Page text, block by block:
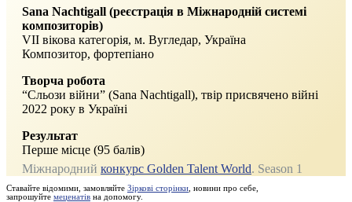
Sana Nachtigall (реєстрація в Міжнародній системі
композиторів)
VII вікова категорія, м. Вугледар, Україна
Композитор, фортепіано
Творча робота
“Сльози війни” (Sana Nachtigall), твір присвячено війні
2022 року в Україні
Результат
Перше місце (95 балів)
Міжнародний конкурс Golden Talent World. Season 1
Ставайте відомими, замовляйте Зіркові сторінки , новини про себе,
запрошуйте меценатів на допомогу.